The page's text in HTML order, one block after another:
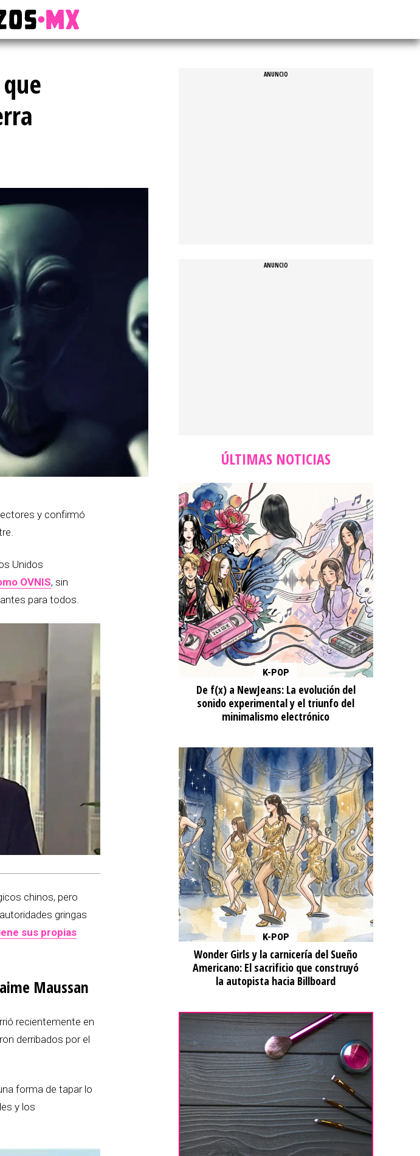
y confirmó
Unidos
OVNIS, sin
para todos.
chinos, pero
gringas
sus propias
Maussan
recientemente en
derribados por el
forma de tapar lo
y los
ÚLTIMAS NOTICIAS
K-POP
De f(x) a NewJeans: La evolución del
sonido experimental y el triunfo del
minimalismo electrónico
K-POP
Wonder Girls y la carnicería del Sueño
Americano: El sacrificio que construyó
la autopista hacia Billboard